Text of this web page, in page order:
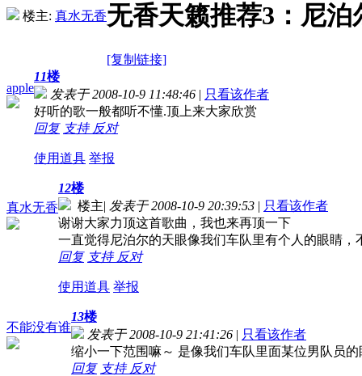
楼主: 真水无香无香天籁推荐3：尼泊
[复制链接]
apple
11楼
发表于 2008-10-9 11:48:46 | 只看该作者
好听的歌一般都听不懂.顶上来大家欣赏
回复 支持 反对
使用道具 举报
真水无香
12楼
楼主| 发表于 2008-10-9 20:39:53 | 只看该作者
谢谢大家力顶这首歌曲，我也来再顶一下
一直觉得尼泊尔的天眼像我们车队里有个人的眼睛
回复 支持 反对
使用道具 举报
不能没有谁
13楼
发表于 2008-10-9 21:41:26 | 只看该作者
缩小一下范围嘛～ 是像我们车队里面某位男队员
回复 支持 反对